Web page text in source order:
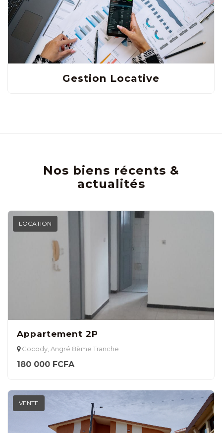
Gestion Locative
Nos biens récents &
actualités
LOCATION
Appartement 2P
Cocody, Angré 8ème Tranche
180 000 FCFA
VENTE